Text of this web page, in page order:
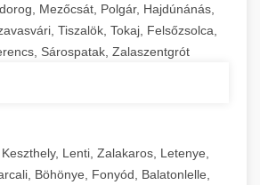
Mezőcsát, Polgár, Hajdúnánás,
Tiszalök, Tokaj, Felsőzsolca,
Sárospatak, Zalaszentgrót
Lenti, Zalakaros, Letenye,
Böhönye, Fonyód, Balatonlelle,